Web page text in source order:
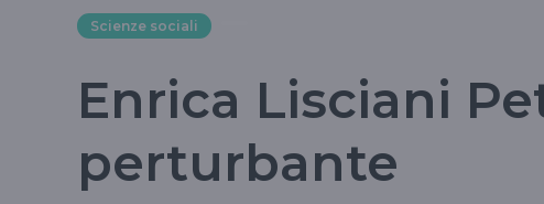
Scienze sociali
Enrica Lisciani
perturbante